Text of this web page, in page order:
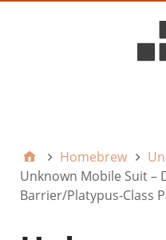
Homebrew
Unknown Mobile Suit –
Barrier/Platypus-Class